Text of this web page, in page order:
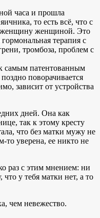
часа и прошла
то есть всё, что с
женщину женщиной. Это
терапия с
тромбоза, проблем с
самым патентованным
поворачивается
зависит от устройства
дней. Она как
так к этому кресту
что без матки мужу не
то уверена, ее никто не
раз с этим мнением: ни
что у тебя матки нет, а то
чем невежество.